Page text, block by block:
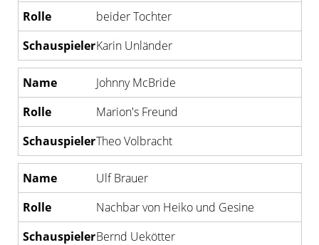
beider Tochter
Karin Unländer
Johnny McBride
Marion's Freund
Theo Volbracht
Ulf Brauer
Nachbar von Heiko und Gesine
Bernd Uekötter